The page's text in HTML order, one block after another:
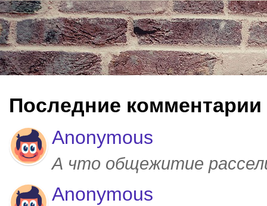
Последние комментарии
Anonymous
А что общежитие
Anonymous